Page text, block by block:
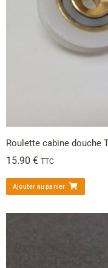
Roulette cabine douche
15.90 € TTC
Ajouter au panier